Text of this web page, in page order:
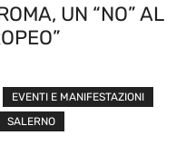
UN “NO” AL
EVENTI E MANIFESTAZIONI
SALERNO